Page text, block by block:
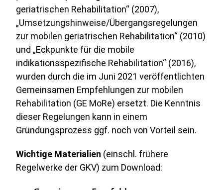
geriatrischen Rehabilitation“ (2007),
„Umsetzungshinweise/Übergangsregelungen
zur mobilen geriatrischen Rehabilitation“ (2010)
und „Eckpunkte für die mobile
indikationsspezifische Rehabilitation“ (2016),
wurden durch die im Juni 2021 veröffentlichten
Gemeinsamen Empfehlungen zur mobilen
Rehabilitation (GE MoRe) ersetzt. Die Kenntnis
dieser Regelungen kann in einem
Gründungsprozess ggf. noch von Vorteil sein.
Wichtige Materialien (einschl. frühere
Regelwerke der GKV) zum Download: